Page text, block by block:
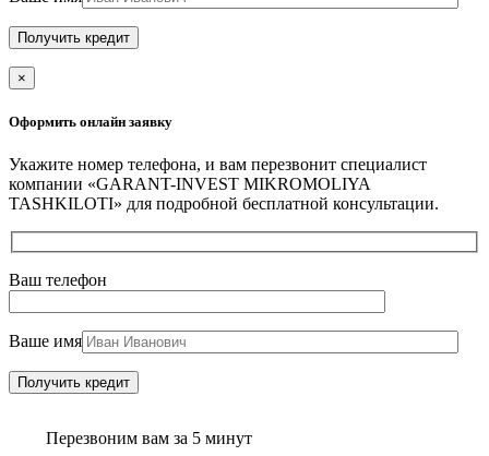
×
Оформить онлайн заявку
Укажите номер телефона, и вам перезвонит специалист
компании «GARANT-INVEST MIKROMOLIYA
TASHKILOTI» для подробной бесплатной консультации.
Ваш телефон
Ваше имя
Перезвоним вам за 5 минут